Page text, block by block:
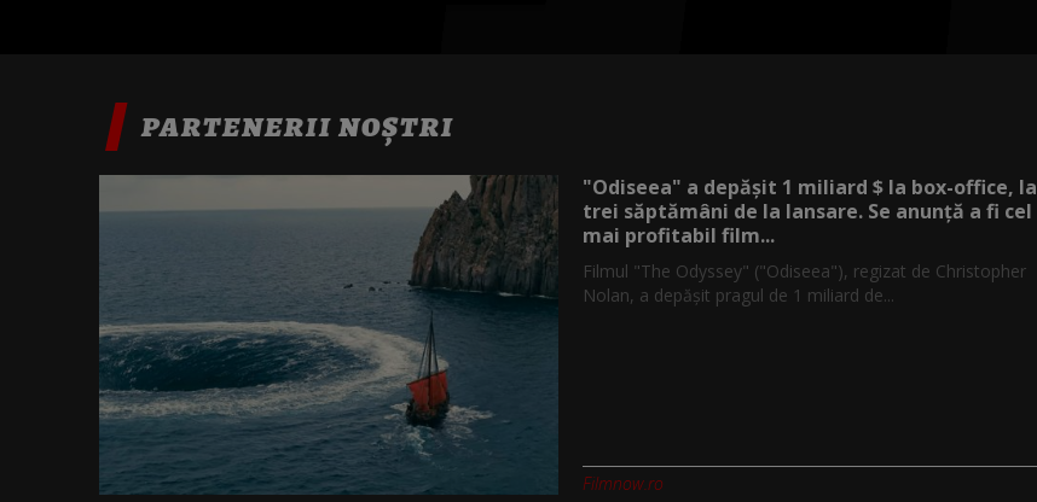
PARTENERII NOȘTRI
"Odiseea" a depășit 1 miliard $ la box-office, la
trei săptămâni de la lansare. Se anunță a fi cel
mai profitabil film...
Filmul "The Odyssey" ("Odiseea"), regizat de Christopher
Nolan, a depăşit pragul de 1 miliard de...
Filmnow.ro